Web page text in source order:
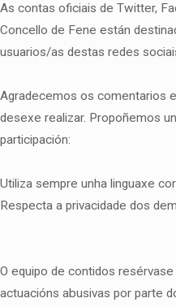
As contas oficiais de Twitter,
Concello de Fene están
usuarios/as destas redes
Agradecemos os comentarios
desexe realizar. Propoñemos
participación:
Utiliza sempre unha linguaxe
Respecta a privacidade dos
O equipo de contidos
actuacións abusivas por parte